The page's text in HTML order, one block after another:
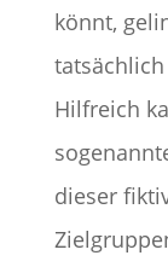
könnt,
Hilfreich
dieser